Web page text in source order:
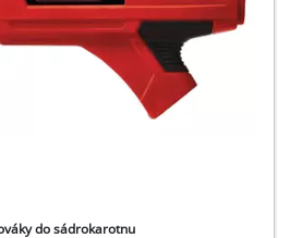
do sádrokarotnu